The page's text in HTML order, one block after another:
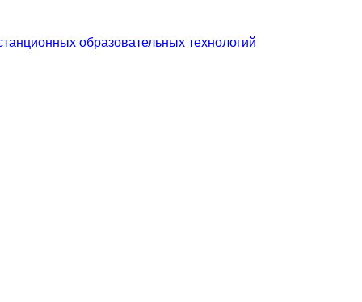
образовательных технологий